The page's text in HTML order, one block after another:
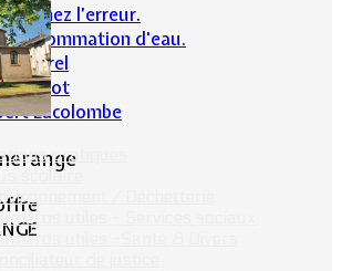
pratiques
scolaire
/ Déchetterie
utiles - Services sociaux
utiles -Santé & Divers
l’erreur.
consommation d'eau.
naturel
de foot
Lacolombe